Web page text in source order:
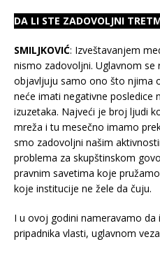
DA LI STE ZADOVOLJNI
SMILJKOVIĆ: Izveštavanjem
nismo zadovoljni. Uglavnom
objavljuju samo ono što njima
neće imati negativne posledice
izuzetaka. Najveći je broj ljudi
mreža i tu mesečno imamo
smo zadovoljni našim
problema za skupštinskom
pravnim savetima koje
koje institucije ne žele da čuju.
I u ovoj godini nameravamo
pripadnika vlasti, uglavnom